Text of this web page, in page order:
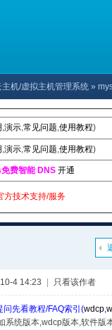
机/虚拟主机管理系统 »
,演示,常见问题,使用教程)
,演示,常见问题,使用教程)
费智能 DNS 开通
方技术支持/服务
4 14:23 只看该作者
问先看教程/FAQ索引(wdcp,
系统版本,wdcp版本,软件版